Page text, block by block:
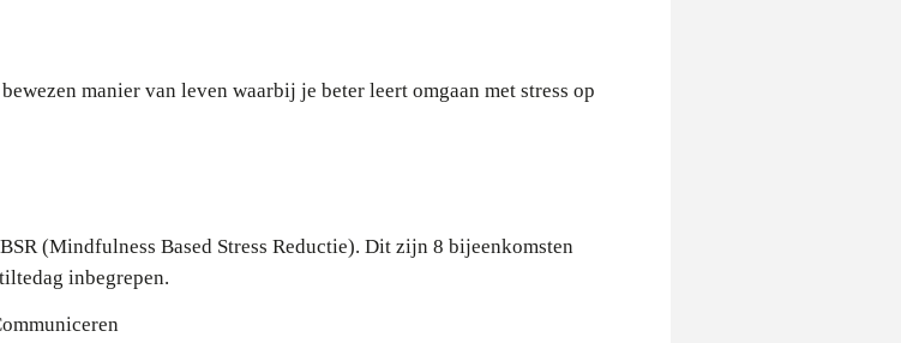
manier van leven waarbij je beter leert omgaan met stress op
(Mindfulness Based Stress Reductie). Dit zijn 8 bijeenkomsten
inbegrepen.